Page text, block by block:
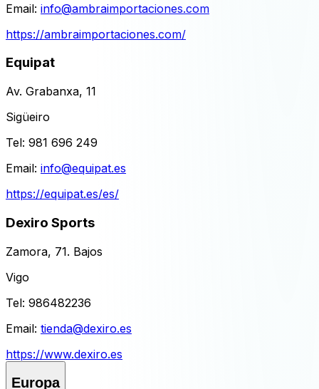
Email: info@ambraimportaciones.com
https://ambraimportaciones.com/
Equipat
Av. Grabanxa, 11
Sigüeiro
Tel: 981 696 249
Email: info@equipat.es
https://equipat.es/es/
Dexiro Sports
Zamora, 71. Bajos
Vigo
Tel: 986482236
Email: tienda@dexiro.es
https://www.dexiro.es
Europa